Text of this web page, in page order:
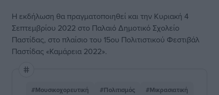
Η εκδήλωση θα πραγματοποιηθεί και την Κυριακή 4
Σεπτεμβρίου 2022 στο Παλαιό Δημοτικό Σχολείο
Παστίδας, στο πλαίσιο του 15ου Πολιτιστικού Φεστιβάλ
Παστίδας «Καμάρεια 2022».
#Μουσικοχορευτική #Πολιτισμός #Μικρασιατική